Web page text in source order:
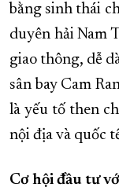
bằng sinh thái
duyên hải Nam
giao thông, dễ
sân bay Cam
là yếu tố then
nội địa và quốc
Cơ hội đầu tư